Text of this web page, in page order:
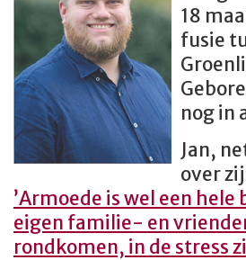
18
fusie
nog in
Jan,
over
’Armoede is wel een
eigen familie- en
rondkomen, in de stress